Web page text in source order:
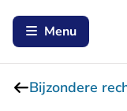
Menu
Bijzondere